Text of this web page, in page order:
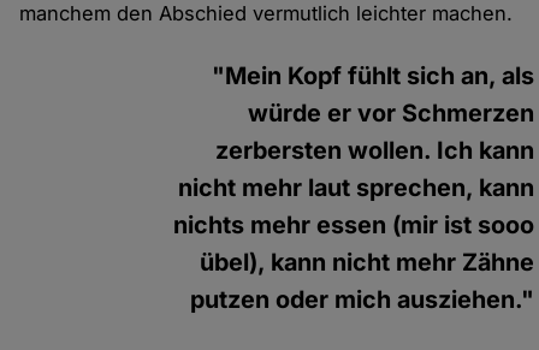
manchem den Abschied vermutlich leichter machen.
"Mein Kopf fühlt sich an, als
würde er vor Schmerzen
zerbersten wollen. Ich kann
nicht mehr laut sprechen, kann
nichts mehr essen (mir ist sooo
übel), kann nicht mehr Zähne
putzen oder mich ausziehen."